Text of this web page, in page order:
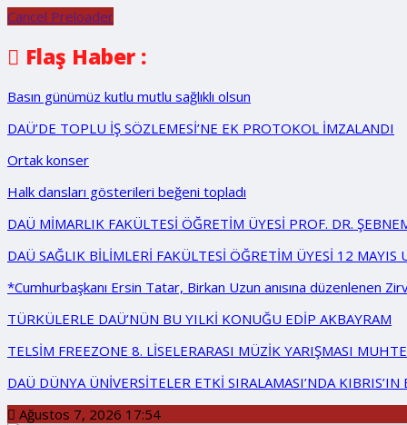
Cancel Preloader
Flaş Haber :
Basın günümüz kutlu mutlu sağlıklı olsun
DAÜ’DE TOPLU İŞ SÖZLEMESİ’NE EK PROTOKOL İMZALANDI
Ortak konser
Halk dansları gösterileri beğeni topladı
DAÜ MİMARLIK FAKÜLTESİ ÖĞRETİM ÜYESİ PROF. DR.
DAÜ SAĞLIK BİLİMLERİ FAKÜLTESİ ÖĞRETİM ÜYESİ 12
*Cumhurbaşkanı Ersin Tatar, Birkan Uzun anısına düzenlenen
TÜRKÜLERLE DAÜ’NÜN BU YILKİ KONUĞU EDİP AKBAYRAM
TELSİM FREEZONE 8. LİSELERARASI MÜZİK YARIŞMASI
DAÜ DÜNYA ÜNİVERSİTELER ETKİ SIRALAMASI’NDA
Ağustos 7, 2026 17:54